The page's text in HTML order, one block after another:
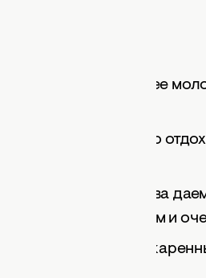
в него горячее
Оставляем его
вымешиваем и снова
становится гладким и
вместе с